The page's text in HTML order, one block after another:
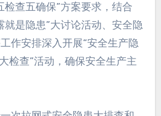
检查五确保”方案要求，结合
就是隐患”大讨论活动、安全隐
作安排深入开展“安全生产隐
检查”活动，确保安全生产主